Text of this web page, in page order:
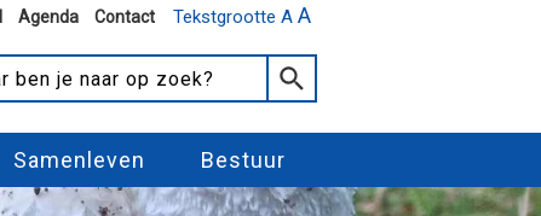
Tekstgrootte A A
Agenda Contact
Samenleven Bestuur